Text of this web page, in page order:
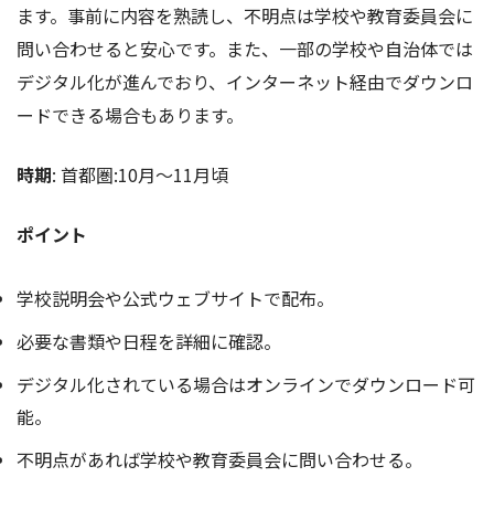
ます。事前に内容を熟読し、不明点は学校や教育委員会に
問い合わせると安心です。また、一部の学校や自治体では
デジタル化が進んでおり、インターネット経由でダウンロ
ードできる場合もあります。
時期: 首都圏:10月〜11月頃
ポイント
学校説明会や公式ウェブサイトで配布。
必要な書類や日程を詳細に確認。
デジタル化されている場合はオンラインでダウンロード可
能。
不明点があれば学校や教育委員会に問い合わせる。